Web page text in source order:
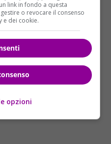
ed esplose la
ottobre del 2014 tre
in Burundiin una
di Bujumbura. Fu
che affermò di avere
ucciderle, e tentò di
una presunta
link in fondo a questa
o revocare il consenso
e dei cookie.
opzioni